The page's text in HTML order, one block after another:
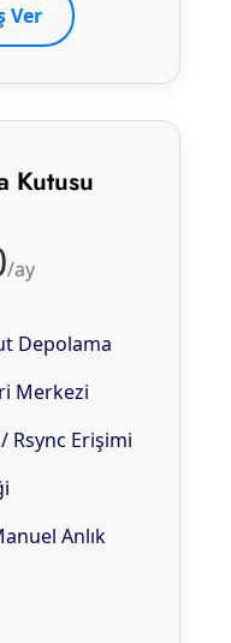
Ver
Kutusu
/ay
Depolama
Merkezi
/ Rsync Erişimi
Anlık